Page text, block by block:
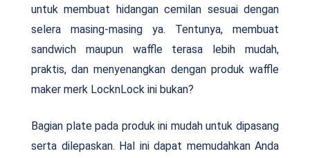
untuk membuat hidangan cemilan sesuai dengan
selera masing-masing ya. Tentunya, membuat
sandwich maupun waffle terasa lebih mudah,
praktis, dan menyenangkan dengan produk waffle
maker merk LocknLock ini bukan?
Bagian plate pada produk ini mudah untuk dipasang
serta dilepaskan. Hal ini dapat memudahkan Anda